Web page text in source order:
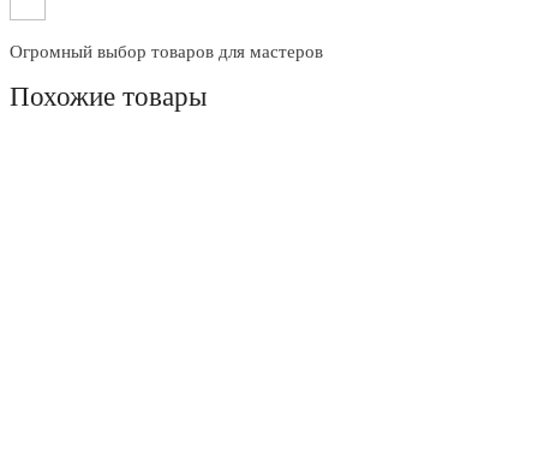
Огромный выбор товаров для мастеров
Похожие товары